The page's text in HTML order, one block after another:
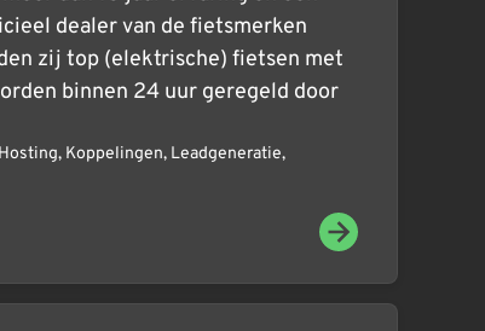
dealer van de fietsmerken
zij top (elektrische) fietsen met
binnen 24 uur geregeld door
Hosting, Koppelingen, Leadgeneratie,